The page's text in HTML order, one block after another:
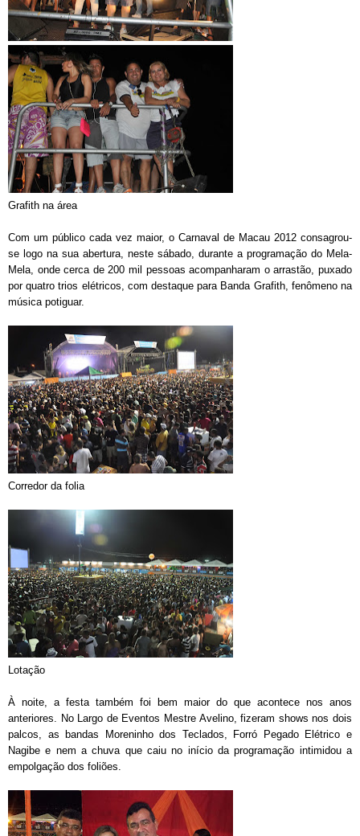
Grafith na área
Com um público cada vez maior, o Carnaval de Macau 2012 consagrou-
se logo na sua abertura, neste sábado, durante a programação do Mela-
Mela, onde cerca de 200 mil pessoas acompanharam o arrastão, puxado
por quatro trios elétricos, com destaque para Banda Grafith, fenômeno na
música potiguar.
Corredor da folia
Lotação
À noite, a festa também foi bem maior do que acontece nos anos
anteriores. No Largo de Eventos Mestre Avelino, fizeram shows nos dois
palcos, as bandas Moreninho dos Teclados, Forró Pegado Elétrico e
Nagibe e nem a chuva que caiu no início da programação intimidou a
empolgação dos foliões.